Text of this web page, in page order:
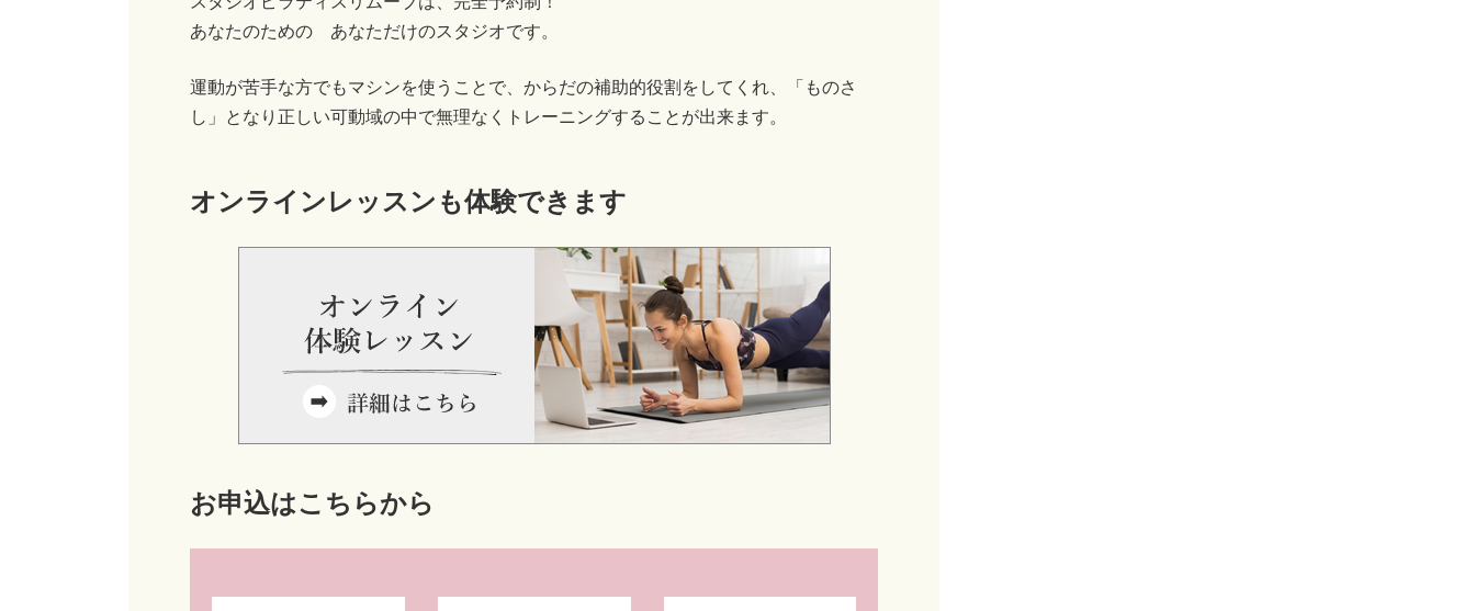
あなたのための あなただけのスタジオです。
運動が苦手な方でもマシンを使うことで、からだの補助的役割をしてくれ、「ものさ
し」となり正しい可動域の中で無理なくトレーニングすることが出来ます。
オンラインレッスンも体験できます
お申込はこちらから